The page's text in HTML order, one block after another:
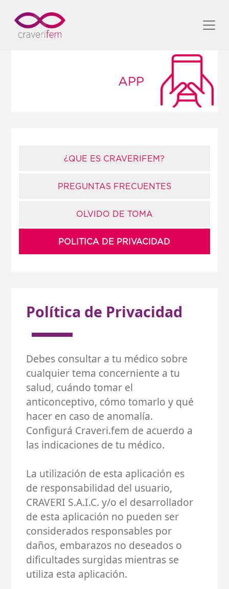
APP
¿QUE ES CRAVERIFEM?
PREGUNTAS FRECUENTES
OLVIDO DE TOMA
POLITICA DE PRIVACIDAD
Política de Privacidad
Debes consultar a tu médico sobre
cualquier tema concerniente a tu
salud, cuándo tomar el
anticonceptivo, cómo tomarlo y qué
hacer en caso de anomalía.
Configurá Craveri.fem de acuerdo a
las indicaciones de tu médico.
La utilización de esta aplicación es
de responsabilidad del usuario,
CRAVERI S.A.I.C. y/o el desarrollador
de esta aplicación no pueden ser
considerados responsables por
daños, embarazos no deseados o
dificultades surgidas mientras se
utiliza esta aplicación.